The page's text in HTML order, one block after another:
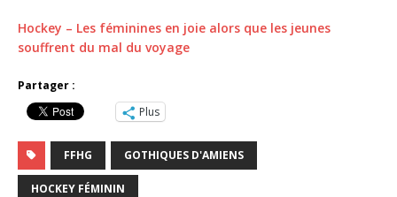
Hockey – Les féminines en joie alors que les jeunes
souffrent du mal du voyage
Partager :
Plus
FFHG GOTHIQUES D'AMIENS
HOCKEY FÉMININ